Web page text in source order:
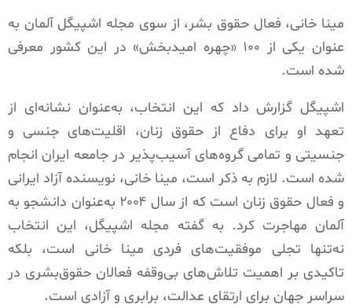
مینا خانی، فعال حقوق بشر، از سوی مجله اشپیگل آلمان به
عنوان یکی از ۱۰۰ «چهره امیدبخش» در این کشور معرفی
شده است.
اشپیگل گزارش داد که این انتخاب، به‌عنوان نشانه‌ای از
تعهد او برای دفاع از حقوق زنان، اقلیت‌های جنسی و
جنسیتی و تمامی گروه‌های آسیب‌پذیر در جامعه ایران انجام
شده است. لازم به ذکر است، مینا خانی، نویسنده آزاد ایرانی
و فعال حقوق زنان است که از سال ۲۰۰۴ به‌عنوان دانشجو به
آلمان مهاجرت کرد. به گفته مجله اشپیگل، این انتخاب
نه‌تنها تجلی موفقیت‌های فردی مینا خانی است، بلکه
تاکیدی بر اهمیت تلاش‌های بی‌وقفه فعالان حقوق‌بشری در
سراسر جهان برای ارتقای عدالت، برابری و آزادی است.